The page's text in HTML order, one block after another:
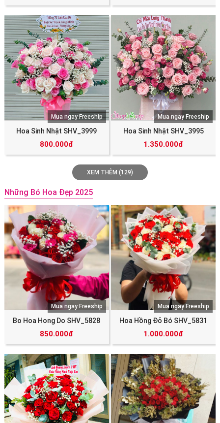
Hoa Sinh Nhật SHV_3999
800.000đ
Mua ngay Freeship
Hoa Sinh Nhật SHV_3995
1.350.000đ
Mua ngay Freeship
XEM THÊM (129)
Những Bó Hoa Đẹp 2025
Bo Hoa Hong Do SHV_5828
850.000đ
Mua ngay Freeship
Hoa Hồng Đỏ Bó SHV_5831
1.000.000đ
Mua ngay Freeship